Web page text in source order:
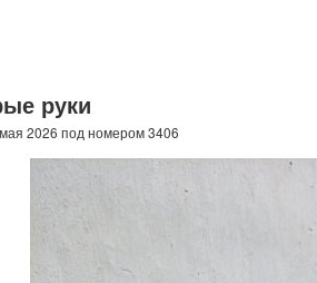
руки
2026 под номером 3406